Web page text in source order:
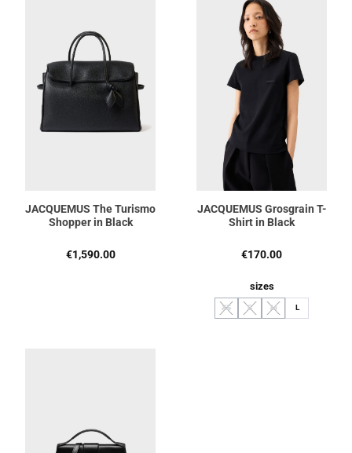
JACQUEMUS The Turismo
Shopper in Black
Regulärer Preis:
€1,590.00
JACQUEMUS Grosgrain T-
Shirt in Black
Regulärer Preis:
€170.00
sizesauswählen
XS
(Diese Option ist zurzeit nicht
S
(Diese Option ist zurzeit nicht
M
(Diese Option ist zurzeit
L